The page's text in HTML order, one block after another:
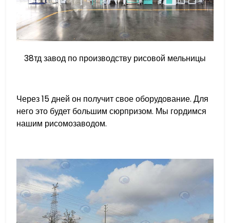
38тд завод по производству рисовой мельницы
Через 15 дней он получит свое оборудование. Для
него это будет большим сюрпризом. Мы гордимся
нашим рисомозаводом.